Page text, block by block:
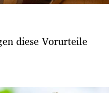
diese Vorurteile